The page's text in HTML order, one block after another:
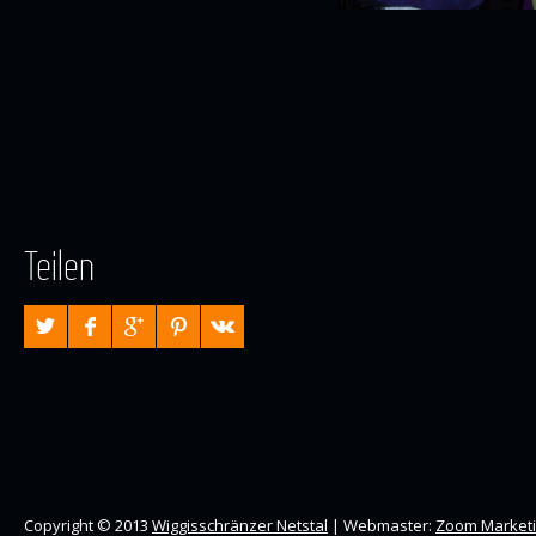
Teilen
Copyright © 2013 Wiggisschränzer Netstal | Webmaster: Zoom